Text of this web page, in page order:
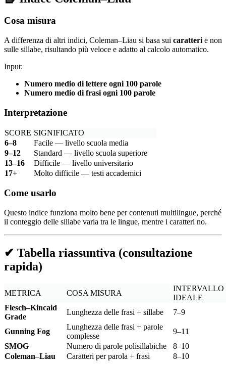
Cosa misura
A differenza di altri indici, Coleman–Liau si basa sui caratteri e non
sulle sillabe, risultando più veloce e adatto al calcolo automatico.
Input:
Numero medio di lettere ogni 100 parole
Numero medio di frasi ogni 100 parole
Interpretazione
SCORE SIGNIFICATO
6–8
Facile — livello scuola media
9–12
Standard — livello scuola superiore
13–16
Difficile — livello universitario
17+
Molto difficile — testi accademici
Come usarlo
Questo indice funziona molto bene per contenuti multilingue, perché
il conteggio delle sillabe varia tra le lingue, mentre i caratteri no.
✔ Tabella riassuntiva (consultazione
rapida)
METRICA COSA MISURA
INTERVALLO
IDEALE
Flesch–Kincaid
Grade
Lunghezza delle frasi + sillabe 7–9
Gunning Fog
Lunghezza delle frasi + parole
complesse
9–11
SMOG
Numero di parole polisillabiche
8–10
Coleman–Liau
Caratteri per parola + frasi 8–10